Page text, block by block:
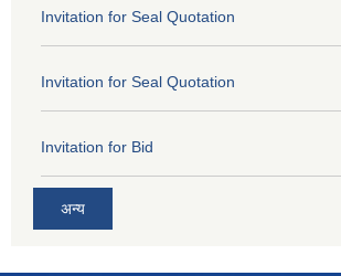
Invitation for Seal Quotation
Invitation for Seal Quotation
Invitation for Bid
अन्य